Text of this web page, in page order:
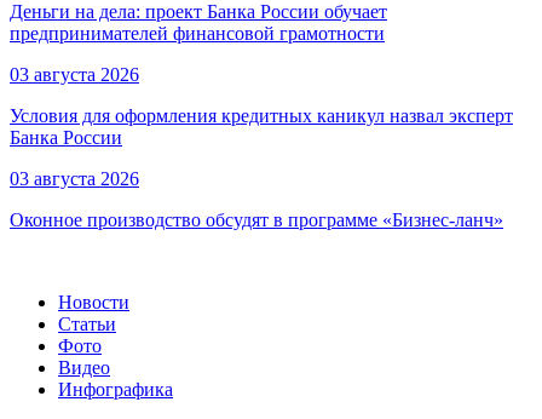
Деньги на дела: проект Банка России обучает
предпринимателей финансовой грамотности
03 августа 2026
Условия для оформления кредитных каникул назвал эксперт
Банка России
03 августа 2026
Оконное производство обсудят в программе «Бизнес-ланч»
Новости
Статьи
Фото
Видео
Инфографика